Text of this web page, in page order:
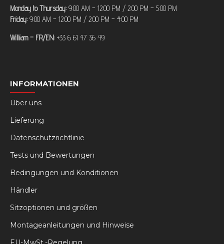
Monday to Thursday: 9:00 AM – 12:00 PM / 2:00 PM – 5:00 PM
Friday: 9:00 AM – 12:00 PM / 2:00 PM – 4:00 PM
William – FR/EN: +33 6 61 47 36 49
INFORMATIONEN
Über uns
Lieferung
Datenschutzrichtlinie
Tests und Bewertungen
Bedingungen und Konditionen
Händler
Sitzoptionen und größen
Montageanleitungen und Hinweise